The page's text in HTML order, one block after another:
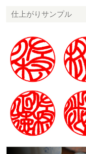
仕上がりサンプル